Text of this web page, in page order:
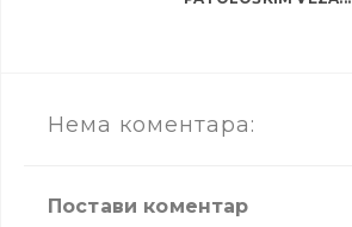
Нема коментара:
Постави коментар